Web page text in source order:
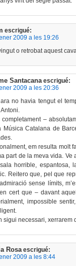
escrigué:
2009 a les 19:26
o retrobat aquest
Santacana escrigué:
2009 a les 20:36
ara no havia tengut el
completament –
Música Catalana de
em resulta molt
part de la meva vida.
horrible, espantosa,
Reitero que, pel que
sense límits,
cert que – davant
impossible
sigui necessari, xerrarem
Rosa escrigué:
2009 a les 8:44